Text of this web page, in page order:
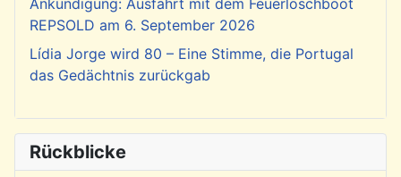
REPSOLD am 6. September 2026
Lídia Jorge wird 80 – Eine Stimme, die Portugal
das Gedächtnis zurückgab
Rückblicke